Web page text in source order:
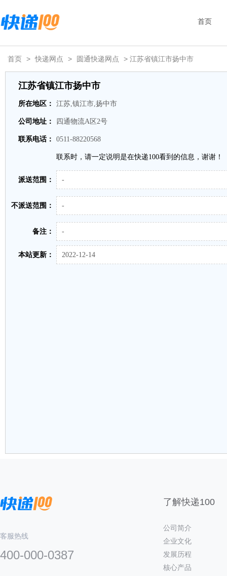
首页
首页 > 快递网点 > 圆通快递网点 > 江苏省镇江市扬中市
江苏省镇江市扬中市
所在地区： 江苏,镇江市,扬中市
公司地址： 四通物流A区2号
联系电话： 0511-88220568
联系时，请一定说明是在快递100看到的信息，谢谢！
派送范围： -
不派送范围： -
备注： -
本站更新： 2022-12-14
客服热线
400-000-0387
了解快递100
公司简介
企业文化
发展历程
核心产品